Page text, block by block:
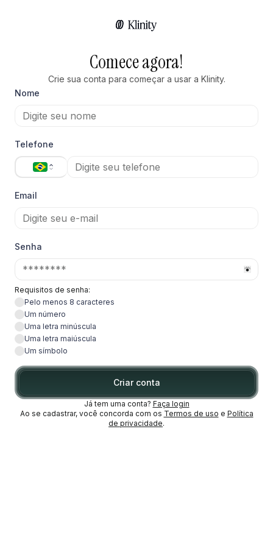
Comece agora!
Crie sua conta para começar a usar a Klinity.
Nome
Telefone
Email
Senha
Requisitos de senha:
Pelo menos 8 caracteres
Um número
Uma letra minúscula
Uma letra maiúscula
Um símbolo
Criar conta
Já tem uma conta? Faça login
Ao se cadastrar, você concorda com os Termos de uso e Política
de privacidade.